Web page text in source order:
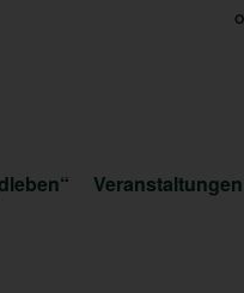
Veranstaltungen